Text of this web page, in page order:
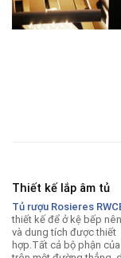
Thiết kế lắp âm tủ
Tủ rượu Rosieres
thiết kế để ở kệ bếp
và dung tích được thiết
hợp.Tất cả bộ phận